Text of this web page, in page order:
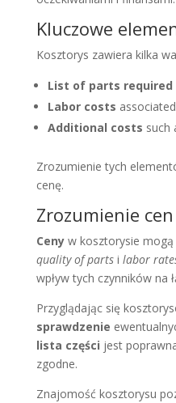
Kluczowe
Kosztorys zawiera kilka
List of parts required
Labor costs
Additional costs such
Zrozumienie tych
cenę.
Zrozumienie
Cenyw kosztorysie mogą
quality of partsi labor
wpływ tych czynników na
Przyglądając się
sprawdzenie
lista części jest
zgodne.
Znajomość kosztorysu